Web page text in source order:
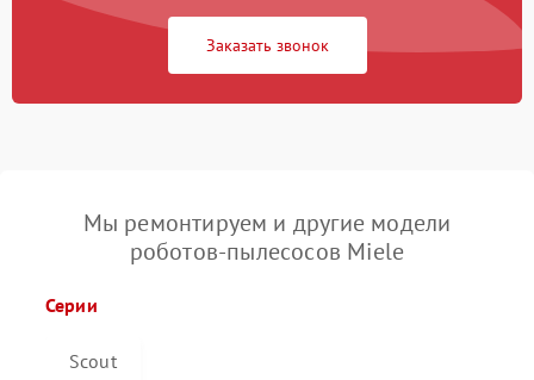
Заказать звонок
Мы ремонтируем и другие модели
роботов-пылесосов Miele
Серии
Scout